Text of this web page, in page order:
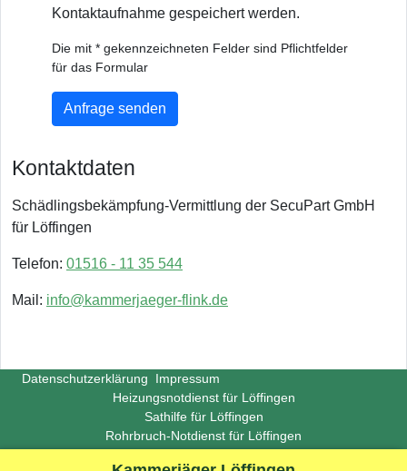
Kontaktaufnahme gespeichert werden.
Die mit * gekennzeichneten Felder sind Pflichtfelder
für das Formular
Anfrage senden
Kontaktdaten
Schädlingsbekämpfung-Vermittlung der SecuPart GmbH
für Löffingen
Telefon: 01516 - 11 35 544
Mail: info@kammerjaeger-flink.de
Datenschutzerklärung
Impressum
Heizungsnotdienst für Löffingen
Sathilfe für Löffingen
Rohrbruch-Notdienst für Löffingen